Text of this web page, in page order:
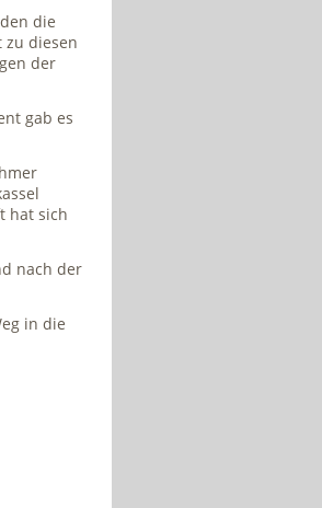
die
zu diesen
der
gab es
hat sich
nach der
in die